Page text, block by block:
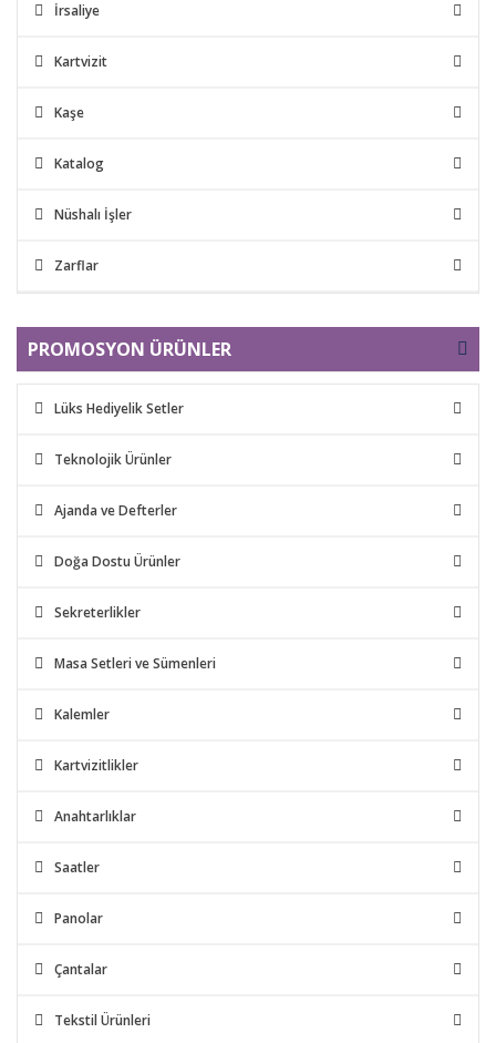
İrsaliye
Kartvizit
Kaşe
Katalog
Nüshalı İşler
Zarflar
PROMOSYON ÜRÜNLER
Lüks Hediyelik Setler
Teknolojik Ürünler
Ajanda ve Defterler
Doğa Dostu Ürünler
Sekreterlikler
Masa Setleri ve Sümenleri
Kalemler
Kartvizitlikler
Anahtarlıklar
Saatler
Panolar
Çantalar
Tekstil Ürünleri